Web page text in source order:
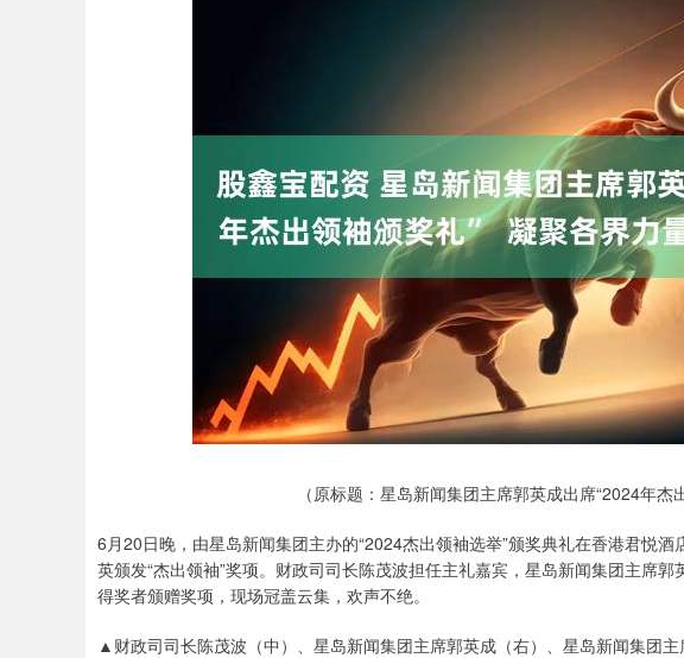
（原标题：星岛新闻集团主席郭英成出席“2024年杰
6月20日晚，由星岛新闻集团主办的“2024杰出领袖选举”颁奖典礼在香港君悦
英颁发“杰出领袖”奖项。财政司司长陈茂波担任主礼嘉宾，星岛新闻集团主席
得奖者颁赠奖项，现场冠盖云集，欢声不绝。
▲财政司司长陈茂波（中）、星岛新闻集团主席郭英成（右）、星岛新闻集团